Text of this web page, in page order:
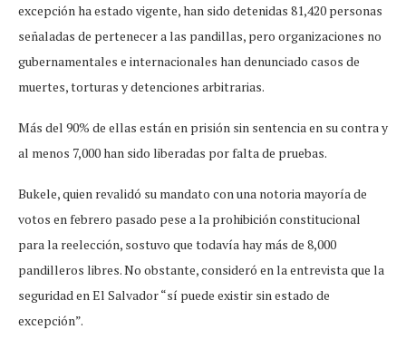
excepción ha estado vigente, han sido detenidas 81,420 personas
señaladas de pertenecer a las pandillas, pero organizaciones no
gubernamentales e internacionales han denunciado casos de
muertes, torturas y detenciones arbitrarias.
Más del 90% de ellas están en prisión sin sentencia en su contra y
al menos 7,000 han sido liberadas por falta de pruebas.
Bukele, quien revalidó su mandato con una notoria mayoría de
votos en febrero pasado pese a la prohibición constitucional
para la reelección, sostuvo que todavía hay más de 8,000
pandilleros libres. No obstante, consideró en la entrevista que la
seguridad en El Salvador “sí puede existir sin estado de
excepción”.